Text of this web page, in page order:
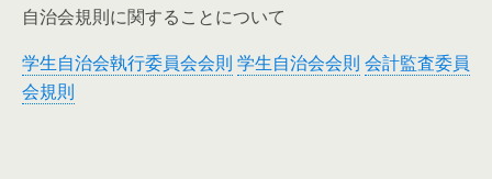
自治会規則に関することについて
学生自治会執行委員会会則 学生自治会会則 会計監査委員
会規則